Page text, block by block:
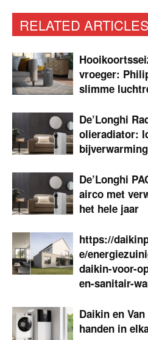
RELATED ARTICLES
vroeger:
slimme
De’Longhi
olieradiator:
bijverwarming
De’Longhi
airco met
het hele jaar
https://
e/
daikin-voor-
en-sanitair-
Daikin en
handen in